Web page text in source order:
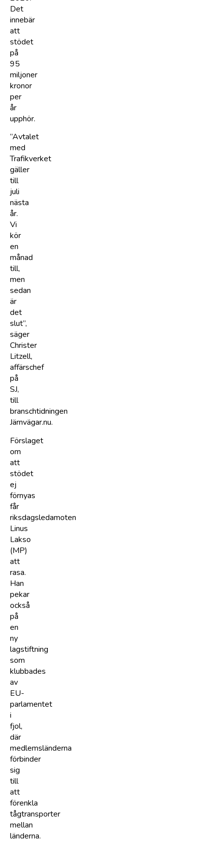
Det
innebär
att
stödet
på
95
miljoner
kronor
per
år
upphör.
”Avtalet
med
Trafikverket
gäller
till
juli
nästa
år.
Vi
kör
en
månad
till,
men
sedan
är
det
slut”,
säger
Christer
Litzell,
affärschef
på
SJ,
till
branschtidningen
Järnvägar.nu.
Förslaget
om
att
stödet
ej
förnyas
får
riksdagsledamoten
Linus
Lakso
(MP)
att
rasa.
Han
pekar
också
på
en
ny
lagstiftning
som
klubbades
av
EU-
parlamentet
i
fjol,
där
medlemsländerna
förbinder
sig
till
att
förenkla
tågtransporter
mellan
länderna.